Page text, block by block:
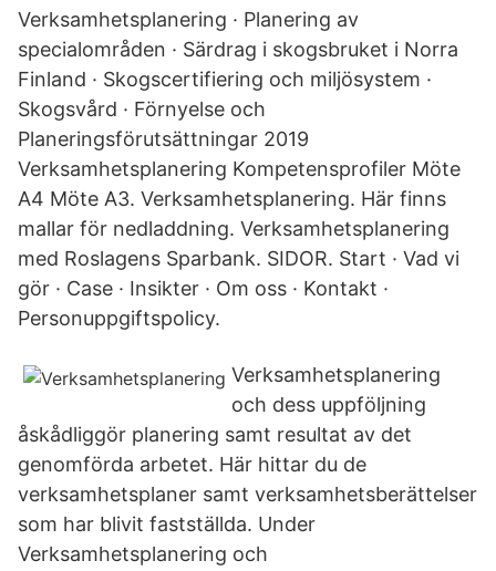
Verksamhetsplanering · Planering av
specialområden · Särdrag i skogsbruket i Norra
Finland · Skogscertifiering och miljösystem ·
Skogsvård · Förnyelse och
Planeringsförutsättningar 2019
Verksamhetsplanering Kompetensprofiler Möte
A4 Möte A3. Verksamhetsplanering. Här finns
mallar för nedladdning. Verksamhetsplanering
med Roslagens Sparbank. SIDOR. Start · Vad vi
gör · Case · Insikter · Om oss · Kontakt ·
Personuppgiftspolicy.
Verksamhetsplanering
och dess uppföljning
åskådliggör planering samt resultat av det
genomförda arbetet. Här hittar du de
verksamhetsplaner samt verksamhetsberättelser
som har blivit fastställda. Under
Verksamhetsplanering och